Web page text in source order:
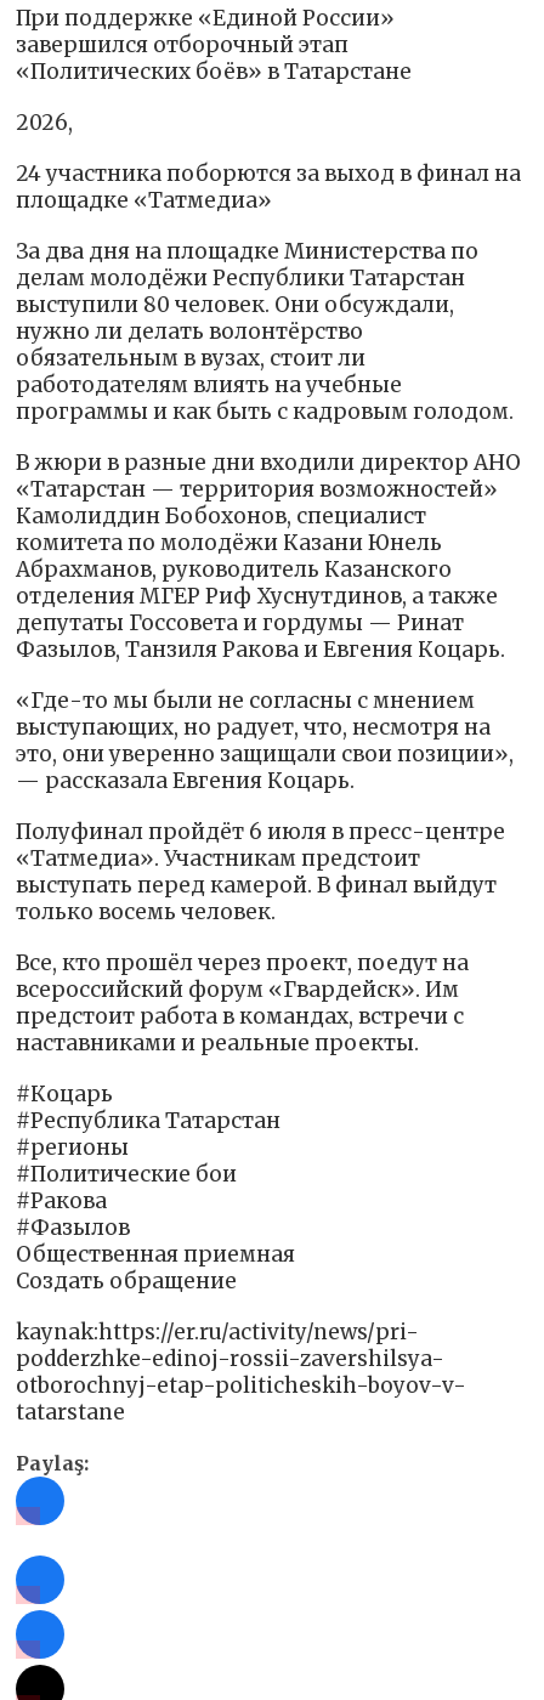
При поддержке «Единой России»
завершился отборочный этап
«Политических боёв» в Татарстане
2026,
24 участника поборются за выход в финал на
площадке «Татмедиа»
За два дня на площадке Министерства по
делам молодёжи Республики Татарстан
выступили 80 человек. Они обсуждали,
нужно ли делать волонтёрство
обязательным в вузах, стоит ли
работодателям влиять на учебные
программы и как быть с кадровым голодом.
В жюри в разные дни входили директор АНО
«Татарстан — территория возможностей»
Камолиддин Бобохонов, специалист
комитета по молодёжи Казани Юнель
Абрахманов, руководитель Казанского
отделения МГЕР Риф Хуснутдинов, а также
депутаты Госсовета и гордумы — Ринат
Фазылов, Танзиля Ракова и Евгения Коцарь.
«Где-то мы были не согласны с мнением
выступающих, но радует, что, несмотря на
это, они уверенно защищали свои позиции»,
— рассказала Евгения Коцарь.
Полуфинал пройдёт 6 июля в пресс-центре
«Татмедиа». Участникам предстоит
выступать перед камерой. В финал выйдут
только восемь человек.
Все, кто прошёл через проект, поедут на
всероссийский форум «Гвардейск». Им
предстоит работа в командах, встречи с
наставниками и реальные проекты.
#Коцарь
#Республика Татарстан
#регионы
#Политические бои
#Ракова
#Фазылов
Общественная приемная
Создать обращение
kaynak:https://er.ru/activity/news/pri-
podderzhke-edinoj-rossii-zavershilsya-
otborochnyj-etap-politicheskih-boyov-v-
tatarstane
Paylaş: